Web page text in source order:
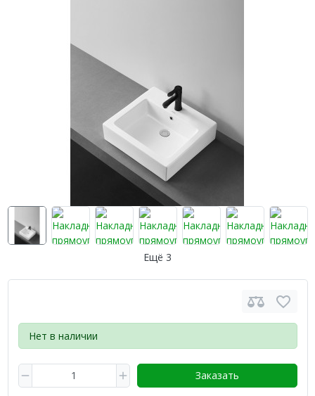
Ещё 3
Нет в наличии
Заказать